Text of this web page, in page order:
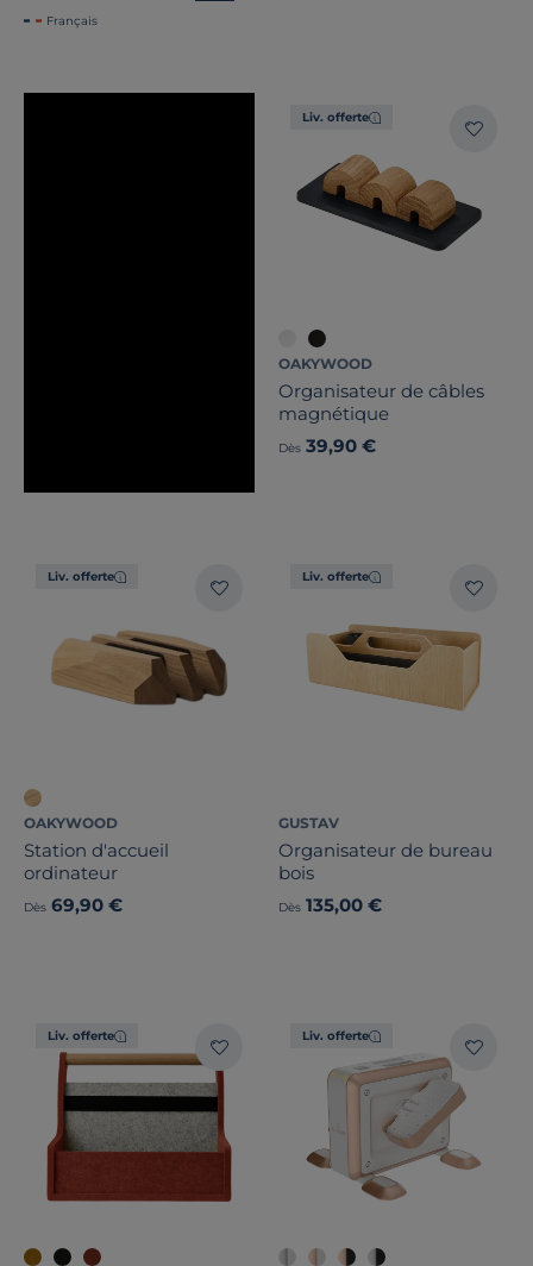
Français
Liv. offerte
OAKYWOOD
Organisateur de câbles
magnétique
Dès 39,90 €
Liv. offerte
OAKYWOOD
Station d'accueil
ordinateur
Dès 69,90 €
Liv. offerte
GUSTAV
Organisateur de bureau
bois
Dès 135,00 €
Liv. offerte Liv. offerte